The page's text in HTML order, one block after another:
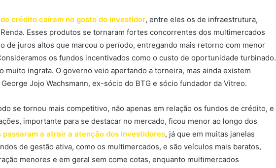
crédito caíram no gosto do investidor, entre eles os de infraestrutura,
Esses produtos se tornaram fortes concorrentes dos multimercados
de juros altos que marcou o período, entregando mais retorno com menor
os fundos incentivados como o custo de oportunidade turbinado.
muito ingrata. O governo veio apertando a torneira, mas ainda existem
Jojo Wachsmann, ex-sócio do BTG e sócio fundador da Vitreo.
se tornou mais competitivo, não apenas em relação os fundos de crédito, e
importante para se destacar no mercado, ficou menor ao longo dos
passaram a atrair a atenção dos investidores, já que em muitas janelas
de gestão ativa, como os multimercados, e são veículos mais baratos,
menores e em geral sem come cotas, enquanto multimercados